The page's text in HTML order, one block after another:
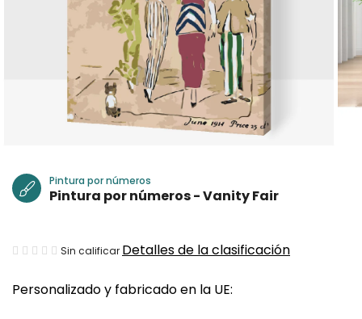
Personalizado y fabricado en la UE:
Pintura por números
Pintura por números - Vanity Fair
La
media
Sin calificar Detalles de la clasificación